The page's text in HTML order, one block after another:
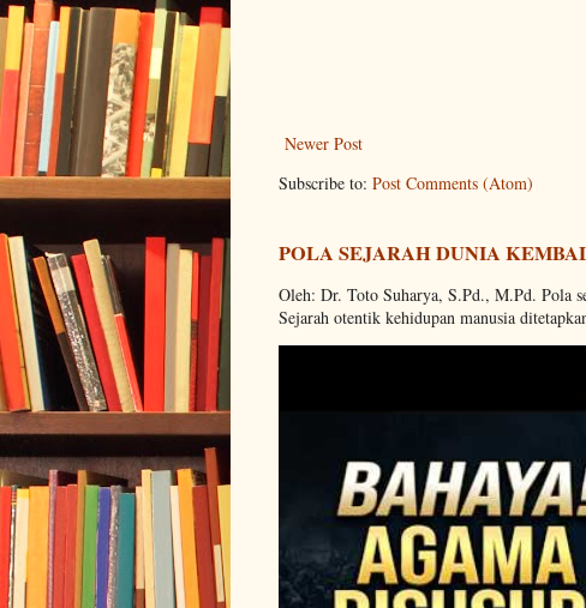
Newer Post
Subscribe to: Post Comments (Atom)
POLA SEJARAH DUNIA
Oleh: Dr. Toto Suharya, S.Pd., M.Pd. Pola
Sejarah otentik kehidupan manusia